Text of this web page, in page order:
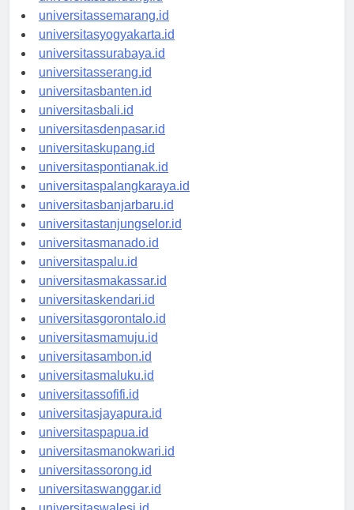
universitasbandung.id
universitassemarang.id
universitasyogyakarta.id
universitassurabaya.id
universitasserang.id
universitasbanten.id
universitasbali.id
universitasdenpasar.id
universitaskupang.id
universitaspontianak.id
universitaspalangkaraya.id
universitasbanjarbaru.id
universitastanjungselor.id
universitasmanado.id
universitaspalu.id
universitasmakassar.id
universitaskendari.id
universitasgorontalo.id
universitasmamuju.id
universitasambon.id
universitasmaluku.id
universitassofifi.id
universitasjayapura.id
universitaspapua.id
universitasmanokwari.id
universitassorong.id
universitaswanggar.id